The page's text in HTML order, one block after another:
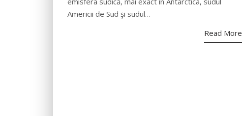
Americii de Sud şi sudul…
Read More